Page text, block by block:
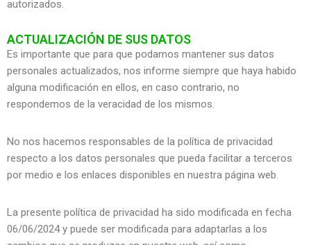
autorizados.
ACTUALIZACIÓN DE SUS DATOS
Es importante que para que podamos mantener sus datos
personales actualizados, nos informe siempre que haya habido
alguna modificación en ellos, en caso contrario, no
respondemos de la veracidad de los mismos.
No nos hacemos responsables de la política de privacidad
respecto a los datos personales que pueda facilitar a terceros
por medio e los enlaces disponibles en nuestra página web.
La presente política de privacidad ha sido modificada en fecha
06/06/2024 y puede ser modificada para adaptarlas a los